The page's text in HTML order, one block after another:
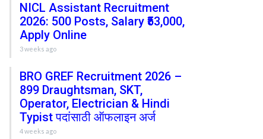
NICL Assistant Recruitment
2026: 500 Posts, Salary ₹53,000,
Apply Online
3 weeks ago
BRO GREF Recruitment 2026 –
899 Draughtsman, SKT,
Operator, Electrician & Hindi
Typist पदांसाठी ऑफलाइन अर्ज
4 weeks ago